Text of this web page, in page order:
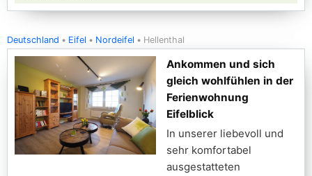
Deutschland Eifel Nordeifel Hellenthal
Ankommen und sich
gleich wohlfühlen in der
Ferienwohnung
Eifelblick
In unserer liebevoll und
sehr komfortabel
ausgestatteten